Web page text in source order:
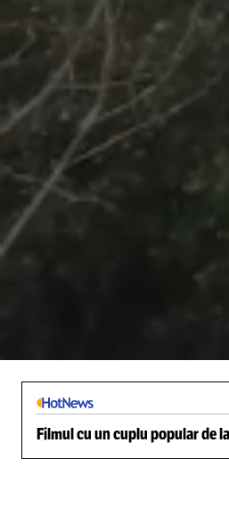
Filmul cu un cuplu popular de